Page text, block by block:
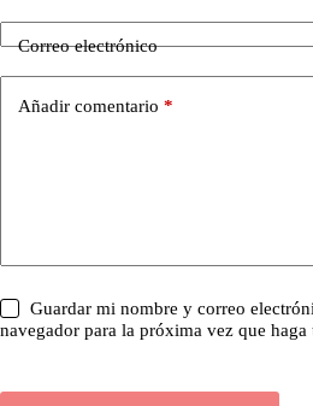
Correo electrónico
Añadir comentario *
Guardar mi nombre y correo
navegador para la próxima vez que haga